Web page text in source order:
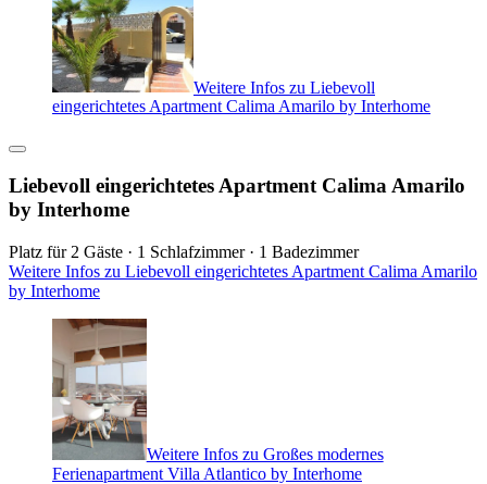
Weitere Infos zu Liebevoll
eingerichtetes Apartment Calima Amarilo by Interhome
Liebevoll eingerichtetes Apartment Calima Amarilo
by Interhome
Platz für 2 Gäste · 1 Schlafzimmer · 1 Badezimmer
Weitere Infos zu Liebevoll eingerichtetes Apartment Calima Amarilo
by Interhome
Weitere Infos zu Großes modernes
Ferienapartment Villa Atlantico by Interhome